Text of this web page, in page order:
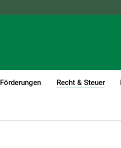
Förderungen Recht & Steuer